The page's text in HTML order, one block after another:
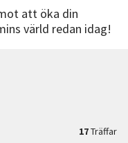
att öka din
värld redan idag!
17Träffar